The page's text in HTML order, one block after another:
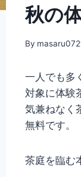
秋の
By
一人でも多
対象に体験
気兼ねなく
無料です。
茶庭を臨む